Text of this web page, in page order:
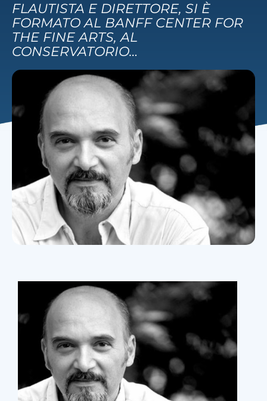
FLAUTISTA E DIRETTORE, SI È
FORMATO AL BANFF CENTER FOR
THE FINE ARTS, AL
CONSERVATORIO…